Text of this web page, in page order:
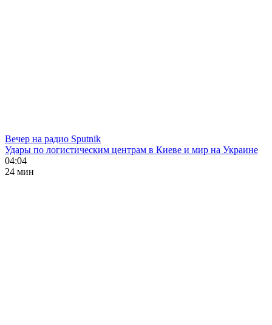
Вечер на радио Sputnik
Удары по логистическим центрам в Киеве и мир на Украине
04:04
24 мин